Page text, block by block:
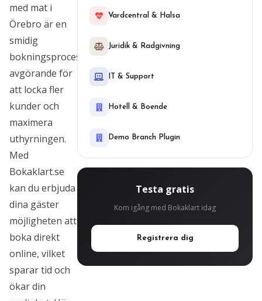
med mat i
Örebro är en
smidig
bokningsprocess
avgörande för
att locka fler
kunder och
maximera
uthyrningen.
Med
Bokaklart.se
kan du erbjuda
dina gäster
möjligheten att
boka direkt
online, vilket
sparar tid och
ökar din
Vardcentral & Halsa
Juridik & Radgivning
IT & Support
Hotell & Boende
Demo Branch Plugin
Testa gratis
Kom igång med Bokaklart idag
Registrera dig